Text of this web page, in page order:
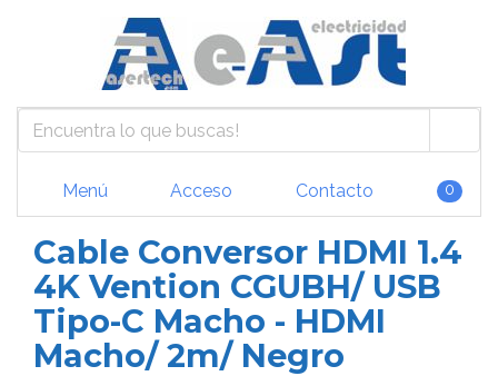
Menú Acceso Contacto 0
Cable Conversor HDMI 1.4
4K Vention CGUBH/ USB
Tipo-C Macho - HDMI
Macho/ 2m/ Negro